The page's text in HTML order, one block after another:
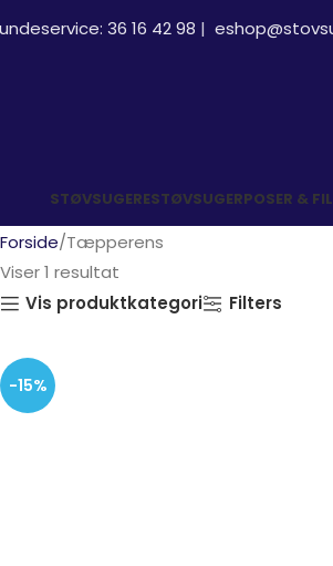
36 16 42 98 |
STØVSUGERESTØVSUGERPOSER &
Forside Tæpperens
Viser 1 resultat
Vis produktkategori
Filters
-15%